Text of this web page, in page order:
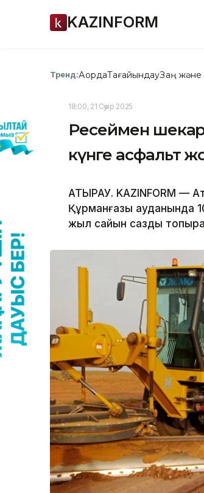
KAZINFORM
Тренд:АқордаТағайындауЗаң және
18:00, 21 Сәуір 2025
Ресеймен
күнге асфальт
АТЫРАУ. KAZINFORM —
Құрманғазы ауданында
жыл сайын сазды